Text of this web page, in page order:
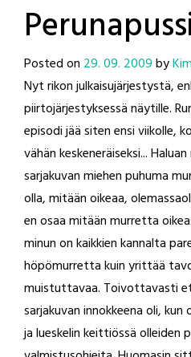
Posted on 29. 09. 2009by
Nyt rikon julkaisujärjestystä,
piirtojärjestyksessä näytille.
episodi jää siten ensi viikolle,
vähän keskeneräiseksi...
sarjakuvan miehen puhuma
olla, mitään oikeaa,
en osaa mitään murretta
minun on kaikkien kannalta
höpömurretta kuin yrittää
muistuttavaa. Toivottavasti
sarjakuvan innokkeena oli,
ja lueskelin keittiössä olleiden